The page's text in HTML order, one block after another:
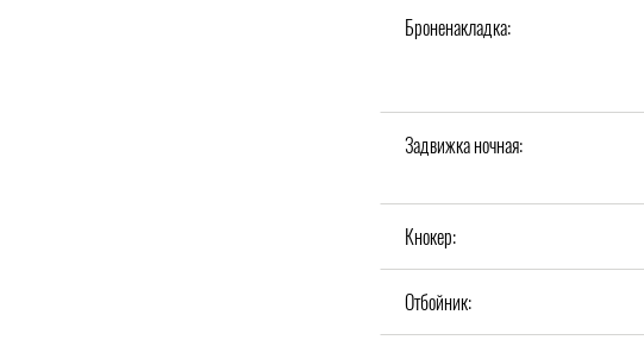
Броненакладка:
Задвижка ночная:
Кнокер:
Отбойник: